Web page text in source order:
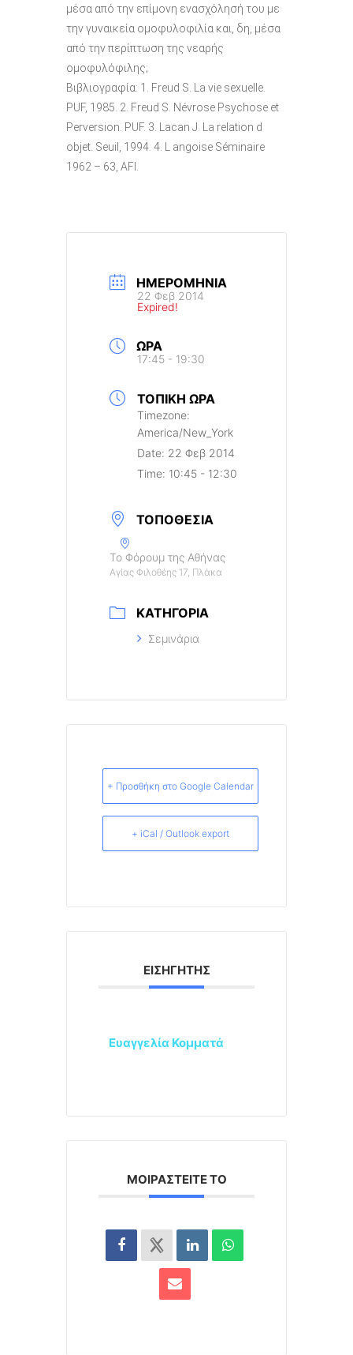
μέσα από την επίμονη ενασχόλησή του με
την γυναικεία ομοφυλοφιλία και, δη, μέσα
από την περίπτωση της νεαρής
ομοφυλόφιλης;
Βιβλιογραφία: 1. Freud S. La vie sexuelle.
PUF, 1985. 2. Freud S. Névrose Psychose et
Perversion. PUF. 3. Lacan J. La relation d
objet. Seuil, 1994. 4. L angoise Séminaire
1962 – 63, AFI.
ΗΜΕΡΟΜΗΝΊΑ
22 Φεβ 2014
Expired!
ΏΡΑ
17:45 - 19:30
ΤΟΠΙΚΉ ΏΡΑ
Timezone:
America/New_York
Date: 22 Φεβ 2014
Time: 10:45 - 12:30
ΤΟΠΟΘΕΣΊΑ
Το Φόρουμ της Αθήνας
Αγίας Φιλοθέης 17, Πλάκα
ΚΑΤΗΓΟΡΊΑ
Σεμινάρια
+ Προσθήκη στο Google Calendar
+ iCal / Outlook export
ΕΙΣΗΓΗΤΉΣ
Ευαγγελία Κομματά
ΜΟΙΡΑΣΤΕΊΤΕ ΤΟ